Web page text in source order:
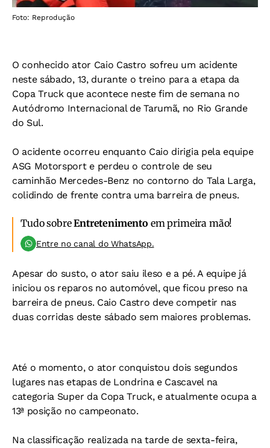
Foto: Reprodução
O conhecido ator Caio Castro sofreu um acidente
neste sábado, 13, durante o treino para a etapa da
Copa Truck que acontece neste fim de semana no
Autódromo Internacional de Tarumã, no Rio Grande
do Sul.
O acidente ocorreu enquanto Caio dirigia pela equipe
ASG Motorsport e perdeu o controle de seu
caminhão Mercedes-Benz no contorno do Tala Larga,
colidindo de frente contra uma barreira de pneus.
Tudo sobreEntretenimento em primeira mão!
Entre no canal do WhatsApp.
Apesar do susto, o ator saiu ileso e a pé. A equipe já
iniciou os reparos no automóvel, que ficou preso na
barreira de pneus. Caio Castro deve competir nas
duas corridas deste sábado sem maiores problemas.
Até o momento, o ator conquistou dois segundos
lugares nas etapas de Londrina e Cascavel na
categoria Super da Copa Truck, e atualmente ocupa a
13ª posição no campeonato.
Na classificação realizada na tarde de sexta-feira,